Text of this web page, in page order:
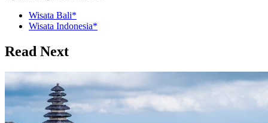
Wisata Bali*
Wisata Indonesia*
Read Next